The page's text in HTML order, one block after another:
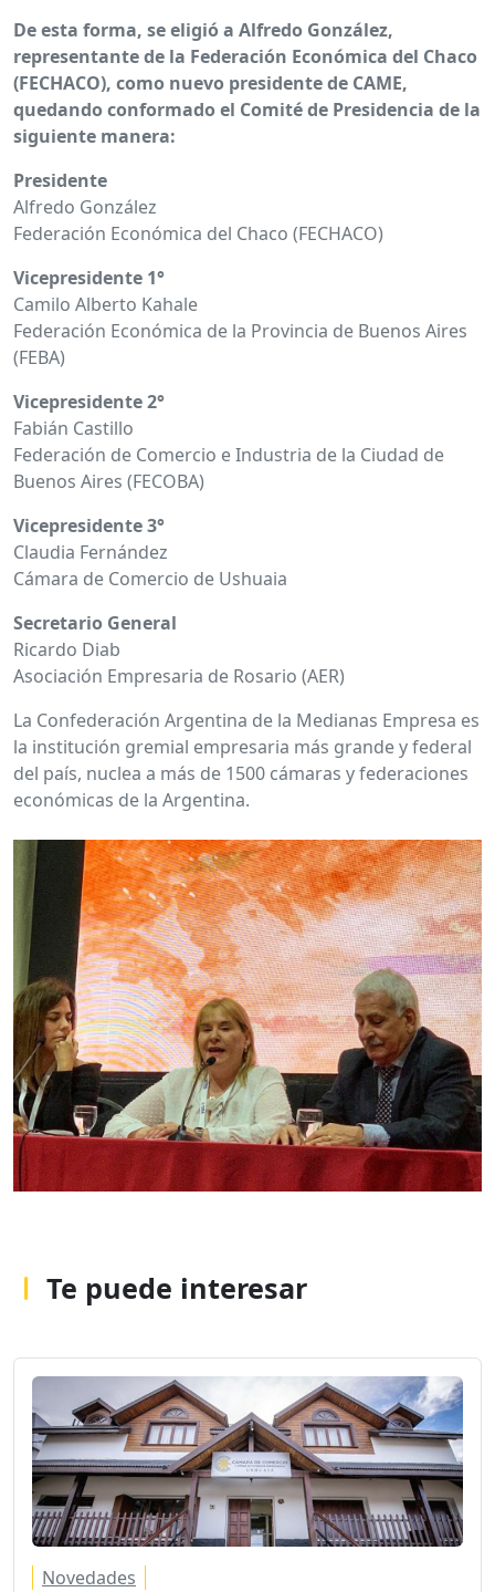
De esta forma, se eligió a Alfredo González,
representante de la Federación Económica del Chaco
(FECHACO), como nuevo presidente de CAME,
quedando conformado el Comité de Presidencia de la
siguiente manera:
Presidente
Alfredo González
Federación Económica del Chaco (FECHACO)
Vicepresidente 1°
Camilo Alberto Kahale
Federación Económica de la Provincia de Buenos Aires
(FEBA)
Vicepresidente 2°
Fabián Castillo
Federación de Comercio e Industria de la Ciudad de
Buenos Aires (FECOBA)
Vicepresidente 3°
Claudia Fernández
Cámara de Comercio de Ushuaia
Secretario General
Ricardo Diab
Asociación Empresaria de Rosario (AER)
La Confederación Argentina de la Medianas Empresa es
la institución gremial empresaria más grande y federal
del país, nuclea a más de 1500 cámaras y federaciones
económicas de la Argentina.
Te puede interesar
Novedades